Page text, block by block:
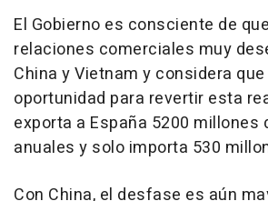
El Gobierno es consciente de
relaciones comerciales muy
China y Vietnam y considera
oportunidad para revertir esta
exporta a España 5200 millones
anuales y solo importa 530
Con China, el desfase es aún